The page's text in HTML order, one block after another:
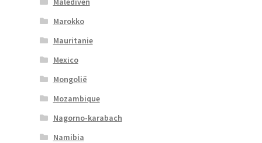
Marokko
Mauritanie
Mexico
Mongolië
Mozambique
Nagorno-karabach
Namibia